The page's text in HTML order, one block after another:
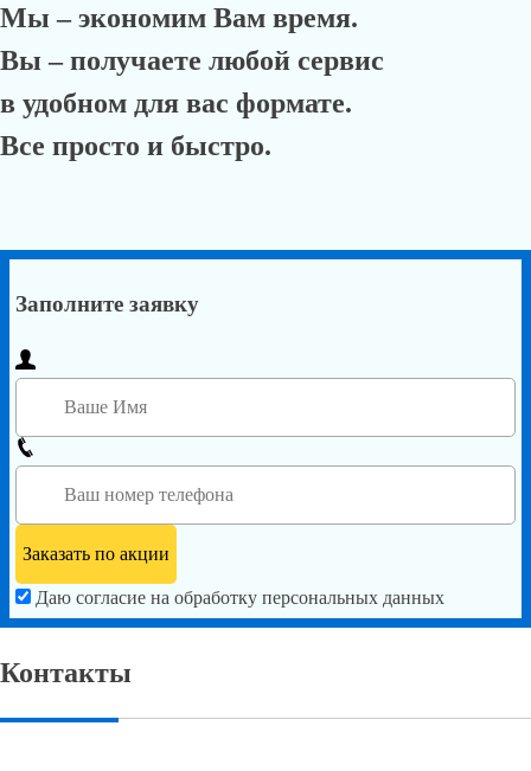
Мы – экономим Вам время.
Вы – получаете любой сервис
в удобном для вас формате.
Все просто и быстро.
Заполните заявку
Даю согласие на обработку персональных данных
Контакты